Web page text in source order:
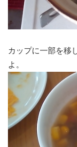
カップに一部を移
よ。